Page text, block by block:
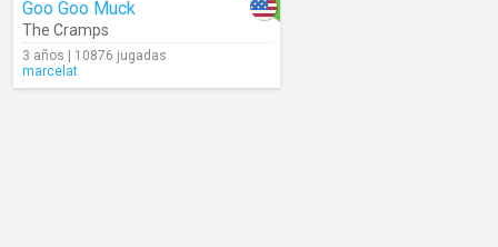
Goo Goo Muck
The Cramps
3 años | 10876 jugadas
marcelat